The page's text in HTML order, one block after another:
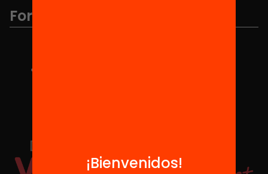
Formamos parte de...
¡Bienvenidos!